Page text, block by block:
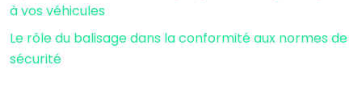
à vos véhicules
Le rôle du balisage dans la conformité aux normes de
sécurité